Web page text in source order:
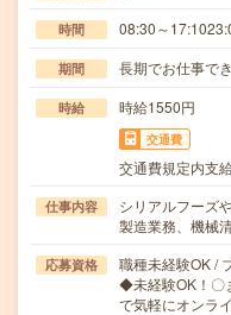
時間 08:30～
期間 長期でお仕事で
時給 時給1550円
交通費
交通費規定内支
仕事内容
シリアルフーズ
製造業務、機械
応募資格
職種未経験OK /
◆未経験OK！〇
で気軽にオンラ